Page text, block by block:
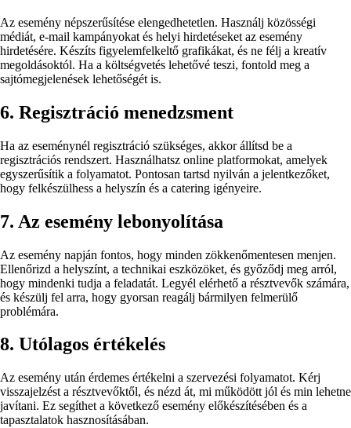
Az esemény népszerűsítése elengedhetetlen. Használj közösségi
médiát, e-mail kampányokat és helyi hirdetéseket az esemény
hirdetésére. Készíts figyelemfelkeltő grafikákat, és ne félj a kreatív
megoldásoktól. Ha a költségvetés lehetővé teszi, fontold meg a
sajtómegjelenések lehetőségét is.
6. Regisztráció menedzsment
Ha az eseménynél regisztráció szükséges, akkor állítsd be a
regisztrációs rendszert. Használhatsz online platformokat, amelyek
egyszerűsítik a folyamatot. Pontosan tartsd nyilván a jelentkezőket,
hogy felkészülhess a helyszín és a catering igényeire.
7. Az esemény lebonyolítása
Az esemény napján fontos, hogy minden zökkenőmentesen menjen.
Ellenőrizd a helyszínt, a technikai eszközöket, és győződj meg arról,
hogy mindenki tudja a feladatát. Legyél elérhető a résztvevők számára,
és készülj fel arra, hogy gyorsan reagálj bármilyen felmerülő
problémára.
8. Utólagos értékelés
Az esemény után érdemes értékelni a szervezési folyamatot. Kérj
visszajelzést a résztvevőktől, és nézd át, mi működött jól és min lehetne
javítani. Ez segíthet a következő esemény előkészítésében és a
tapasztalatok hasznosításában.